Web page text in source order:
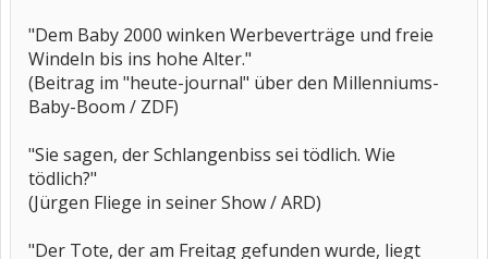
"Dem Baby 2000 winken Werbeverträge und freie
Windeln bis ins hohe Alter."
(Beitrag im "heute-journal" über den Millenniums-
Baby-Boom / ZDF)
"Sie sagen, der Schlangenbiss sei tödlich. Wie
tödlich?"
(Jürgen Fliege in seiner Show / ARD)
"Der Tote, der am Freitag gefunden wurde, liegt